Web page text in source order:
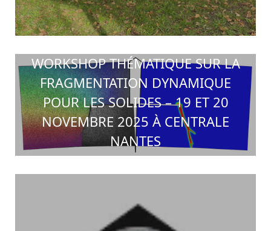
WORKSHOP THÉMATIQUE SUR LA
FRAGMENTATION DYNAMIQUE
POUR LES SOLIDES – 19 ET 20
NOVEMBRE 2025 À CENTRALE
NANTES